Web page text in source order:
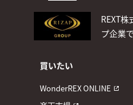
REXT
プ企業で
買いたい
WonderREX ONLINE